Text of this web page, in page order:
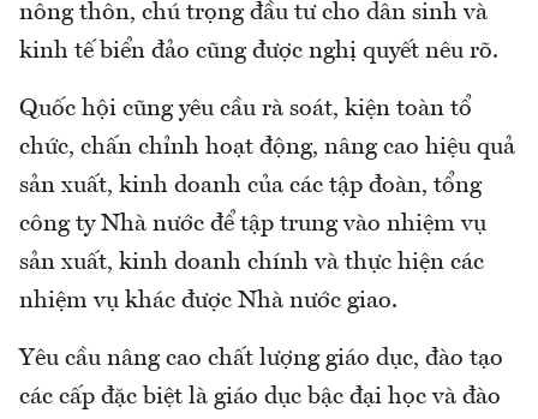
nông thôn, chú trọng đầu tư cho dân sinh và
kinh tế biển đảo cũng được nghị quyết nêu rõ.
Quốc hội cũng yêu cầu rà soát, kiện toàn tổ
chức, chấn chỉnh hoạt động, nâng cao hiệu quả
sản xuất, kinh doanh của các tập đoàn, tổng
công ty Nhà nước để tập trung vào nhiệm vụ
sản xuất, kinh doanh chính và thực hiện các
nhiệm vụ khác được Nhà nước giao.
Yêu cầu nâng cao chất lượng giáo dục, đào tạo
các cấp đặc biệt là giáo dục bậc đại học và đào